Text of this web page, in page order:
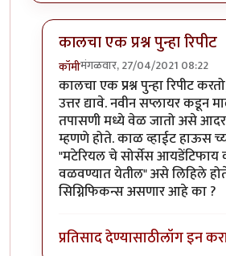
कालचा एक प्रश्न पुन्हा रिपीट
कॉमीमंगळवार, 27/04/2021 08:22
In reply toमोदींची जो बायडन
कालचा एक प्रश्न पुन्हा रिपीट
उत्तर द्यावे. नवीन सप्लायर कडून
तपासणी मध्ये वेळ जातो असे आदर
म्हणणे होते. काळ व्हाईट हाऊस
"मटेरियल चे सोर्सेस
वळवण्यात येतील" असे लिहिले
सिग्निफिकन्स असणार आहे का ?
प्रतिसाद देण्यासाठीलॉग इन